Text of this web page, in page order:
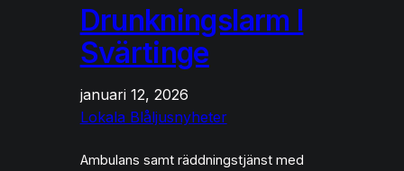
Drunkningslarm I
Svärtinge
januari 12, 2026
Lokala Blåljusnyheter
Ambulans samt räddningstjänst med